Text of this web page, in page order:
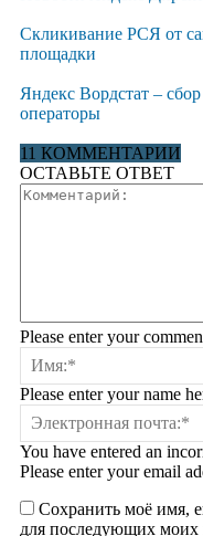
Скликивание РСЯ от
площадки
Яндекс Вордстат –
операторы
11 КОММЕНТАРИИ
ОСТАВЬТЕ ОТВЕТ
Please enter your
Please enter your name
You have entered an
Please enter your email
Сохранить моё имя,
для последующих моих